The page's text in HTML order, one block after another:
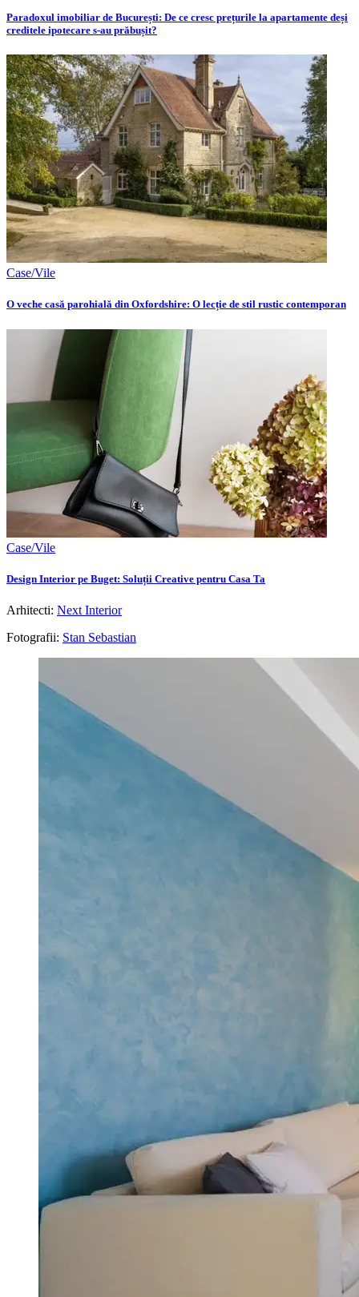
Paradoxul imobiliar de București: De ce cresc prețurile la apartamente deși
creditele ipotecare s-au prăbușit?
Case/Vile
O veche casă parohială din Oxfordshire: O lecție de stil rustic contemporan
Case/Vile
Design Interior pe Buget: Soluții Creative pentru Casa Ta
Arhitecti: Next Interior
Fotografii: Stan Sebastian